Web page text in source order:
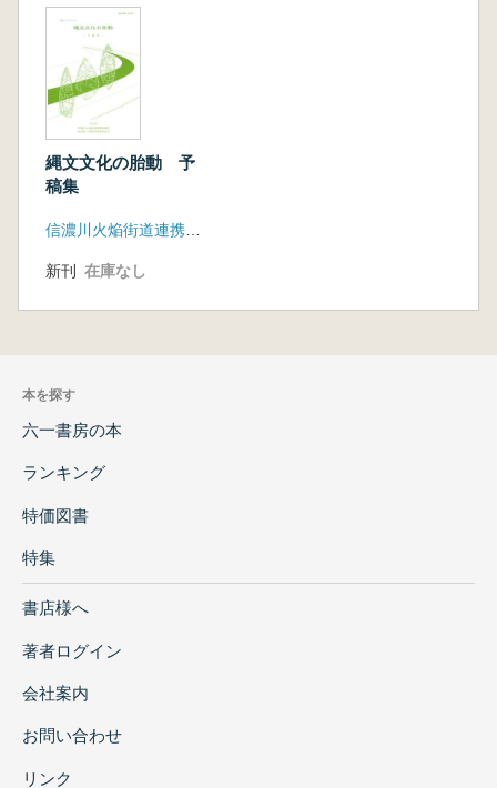
縄文文化の胎動 予
稿集
新刊 在庫なし
本を探す
六一書房の本
ランキング
特価図書
特集
書店様へ
著者ログイン
会社案内
お問い合わせ
リンク